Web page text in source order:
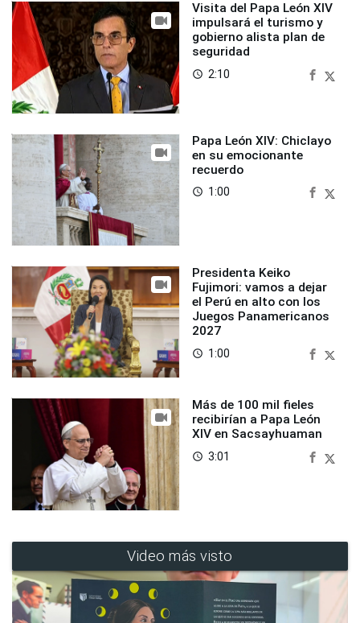
Visita del Papa León XIV
impulsará el turismo y
gobierno alista plan de
seguridad
access_time 2:10
Papa León XIV: Chiclayo
en su emocionante
recuerdo
access_time 1:00
Presidenta Keiko
Fujimori: vamos a dejar
el Perú en alto con los
Juegos Panamericanos
2027
access_time 1:00
Más de 100 mil fieles
recibirían a Papa León
XIV en Sacsayhuaman
access_time 3:01
Video más visto